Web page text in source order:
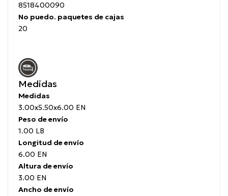
8518400090
No puedo. paquetes de cajas
20
Medidas
Medidas
3.00x5.50x6.00 EN
Peso de envío
1.00 LB
Longitud de envío
6.00 EN
Altura de envío
3.00 EN
Ancho de envío